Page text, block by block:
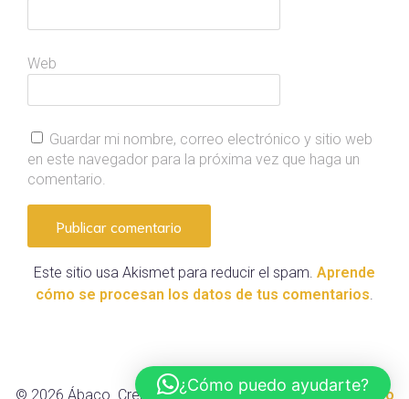
Web
Guardar mi nombre, correo electrónico y sitio web
en este navegador para la próxima vez que haga un
comentario.
Este sitio usa Akismet para reducir el spam. Aprende
cómo se procesan los datos de tus comentarios
© 2026 Ábaco. Created with ❤ using WordPress andKubio
¿Cómo puedo ayudarte?